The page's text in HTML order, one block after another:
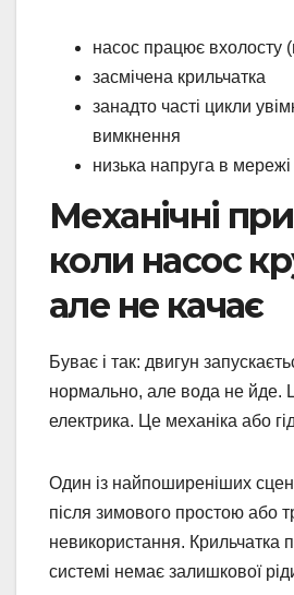
насос працює вхолосту
засмічена крильчатка
занадто часті цикли
вимкнення
низька напруга в
Механічні
коли насос
але не качає
Буває і так: двигун
нормально, але вода не йде.
електрика. Це механіка або
Один із найпоширеніших
після зимового простою або
невикористання. Крильчатка
системі немає залишкової